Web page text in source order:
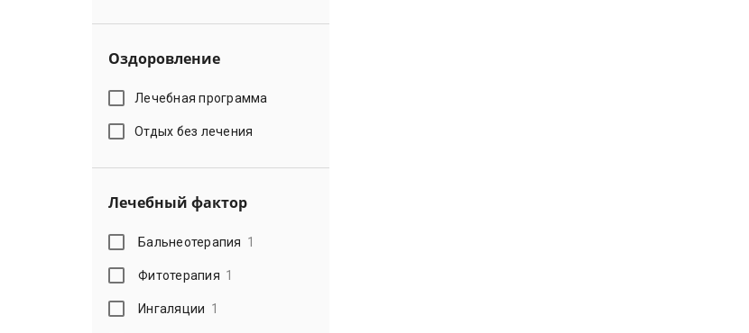
Оздоровление
Лечебная программа
Отдых без лечения
Лечебный фактор
Бальнеотерапия 1
Фитотерапия 1
Ингаляции 1